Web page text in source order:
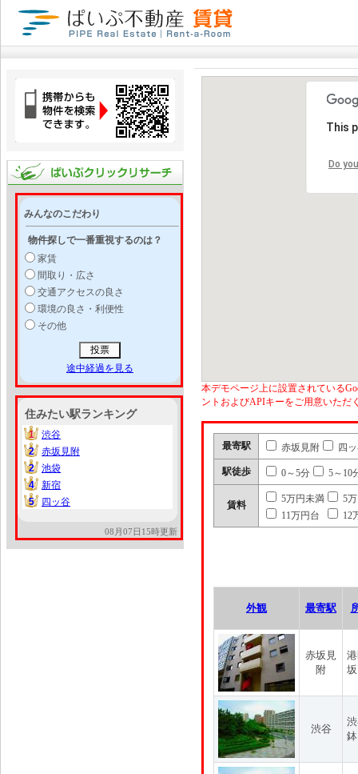
みんなのこだわり
物件探しで一番重視するのは？
家賃
間取り・広さ
交通アクセスの良さ
環境の良さ・利便性
その他
途中経過を見る
住みたい駅ランキング
1
1
渋谷
2
2
赤坂見附
2
2
池袋
4
4
新宿
5
5 四ッ谷
08月07日15時更新
This
Do
本デモページ上に設置されている
ントおよびAPIキーをご用意いただ
最寄駅 赤坂見附 四
駅徒歩 0～5分 5～10
賃料
5万円未満
5
11万円台
12
外観 最寄駅
赤坂見
附
渋谷